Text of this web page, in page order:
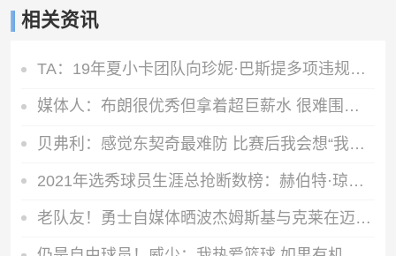
相关资讯
TA：19年夏小卡团队向珍妮·巴斯提多项违规激励要求 但都被拒绝
媒体人：布朗很优秀但拿着超巨薪水 很难围绕这样的合同构建阵容
贝弗利：感觉东契奇最难防 比赛后我会想“我真的啥也做不了”
2021年选秀球员生涯总抢断数榜：赫伯特·琼斯第一 申京第四
老队友！勇士自媒体晒波杰姆斯基与克莱在迈阿密合练照片